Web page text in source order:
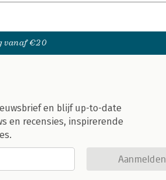
vanaf €20
en blijf up-to-date
en recensies, inspirerende
Aanmelden